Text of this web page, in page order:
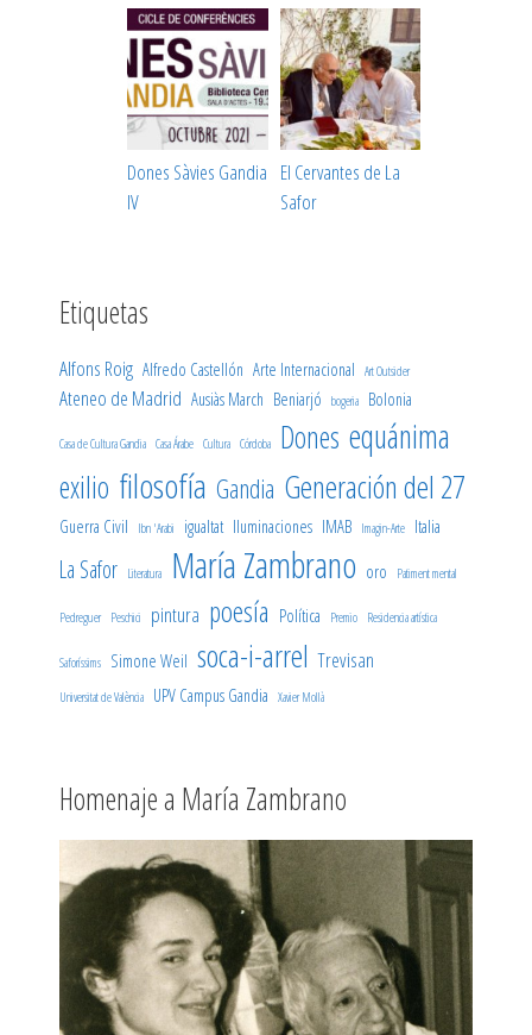
Dones Sàvies Gandia
IV
El Cervantes de La
Safor
Etiquetas
Alfons Roig Alfredo Castellón Arte Internacional Art Outsider
Ateneo de Madrid Ausiàs March Beniarjó bogeria Bolonia
Casa de Cultura Gandia Casa Árabe Cultura Córdoba Dones equánima
exilio filosofía Gandia Generación del 27
Guerra Civil Ibn 'Arabi igualtat Iluminaciones IMAB Imagin-Arte Italia
La Safor Literatura María Zambrano oro Patiment mental
Pedreguer Peschici pintura poesía Política Premio Residencia artística
Saforíssims Simone Weil soca-i-arrel Trevisan
Universitat de València UPV Campus Gandia Xavier Mollà
Homenaje a María Zambrano